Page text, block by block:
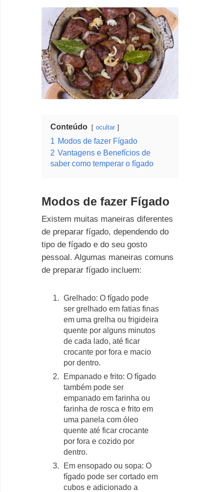
Conteúdo ocultar
1 Modos de fazer Fígado
2 Vantagens e Benefícios de
saber como temperar o fígado
Modos de fazer Fígado
Existem muitas maneiras diferentes
de preparar fígado, dependendo do
tipo de fígado e do seu gosto
pessoal. Algumas maneiras comuns
de preparar fígado incluem:
Grelhado: O fígado pode
ser grelhado em fatias finas
em uma grelha ou frigideira
quente por alguns minutos
de cada lado, até ficar
crocante por fora e macio
por dentro.
Empanado e frito: O fígado
também pode ser
empanado em farinha ou
farinha de rosca e frito em
uma panela com óleo
quente até ficar crocante
por fora e cozido por
dentro.
Em ensopado ou sopa: O
fígado pode ser cortado em
cubos e adicionado a